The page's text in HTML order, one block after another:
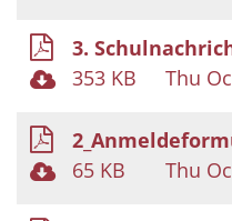
3.
353 KB
Thu
65 KB
Thu